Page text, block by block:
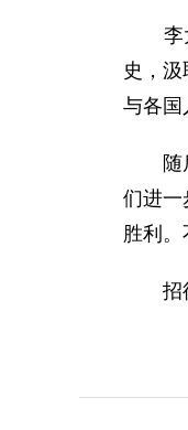
李大
史，
与各国
随后
们进一
胜利。
招待